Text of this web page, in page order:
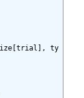
ty